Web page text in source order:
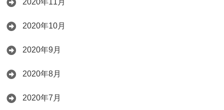
2020年11月
2020年10月
2020年9月
2020年8月
2020年7月